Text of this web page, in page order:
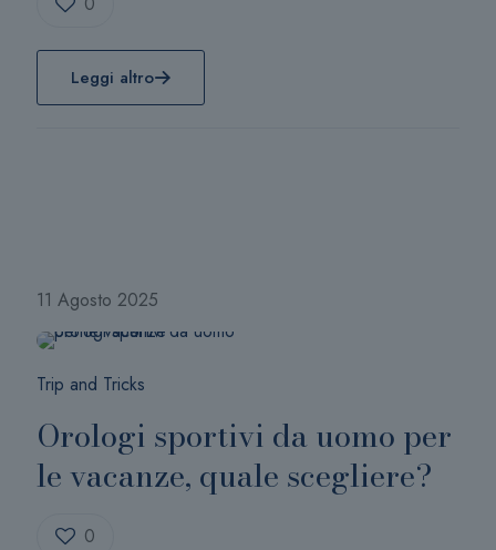
Leggi altro
11 Agosto 2025
Trip and Tricks
Orologi sportivi da uomo per
le vacanze, quale scegliere?
0